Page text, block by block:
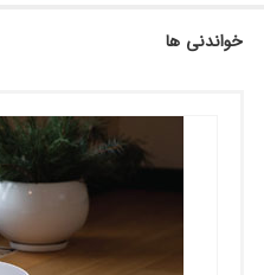
خواندنی ها